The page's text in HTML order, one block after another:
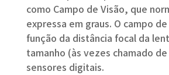
como Campo de Visão, que
expressa em graus. O campo
função da distância focal da
tamanho (às vezes chamado
sensores digitais.